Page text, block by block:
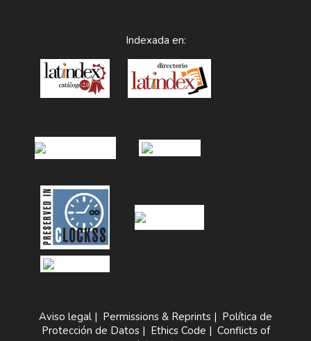
Indexada en:
Aviso legal | Permissions & Reprints | Política de
Protección de Datos| Ethics Code | Conflicts of